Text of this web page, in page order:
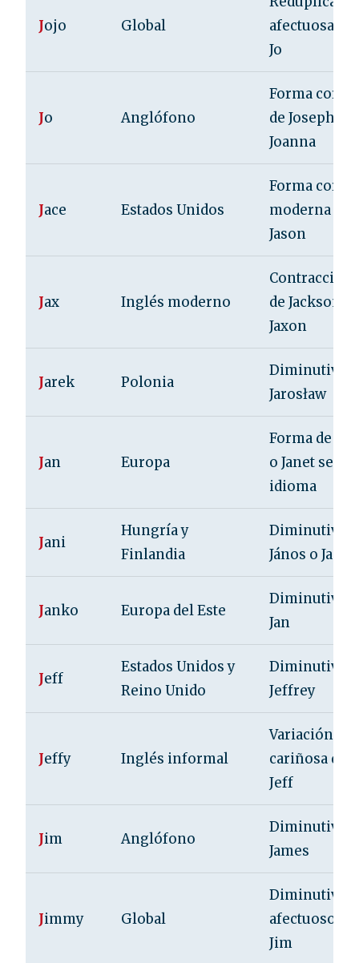
Jojo Global
afectuosa de
Jo
Jo Anglófono
Forma corta
de Joseph o
Joanna
Jace Estados Unidos
Forma corta
moderna de
Jason
Jax Inglés moderno
Contracción
de Jackson o
Jaxon
Jarek Polonia
Diminutivo
Jarosław
Jan Europa
Forma de
o Janet
idioma
Jani
Hungría y
Finlandia
Diminutivo
János o Jaan
Janko Europa del Este
Diminutivo
Jan
Jeff
Estados Unidos y
Reino Unido
Diminutivo
Jeffrey
Jeffy Inglés informal
Variación
cariñosa de
Jeff
Jim Anglófono
Diminutivo
James
Jimmy Global
Diminutivo
afectuoso de
Jim